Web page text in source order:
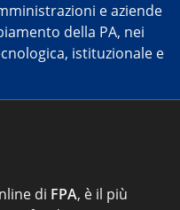
e aziende
della PA, nei
istituzionale e
di FPA, è il più